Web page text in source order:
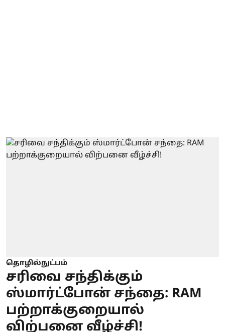
தொழில்நுட்பம்
சரிவை சந்திக்கும்
ஸ்மார்ட்போன் சந்தை: RAM
பற்றாக்குறையால்
விற்பனை வீழ்ச்சி!